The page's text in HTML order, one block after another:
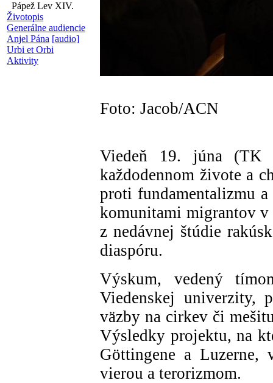
Pápež Lev XIV.
Životopis
Generálne audiencie
Anjel Pána [audio]
Urbi et Orbi
Aktivity
Foto: Jacob/ACN
Viedeň 19. júna (TK
každodennom živote a
proti fundamentalizmu
komunitami migrantov
z nedávnej štúdie
diaspóru.
Výskum, vedený
Viedenskej univerzity,
väzby na cirkev či
Výsledky projektu, na
Göttingene a
vierou a terorizmom.